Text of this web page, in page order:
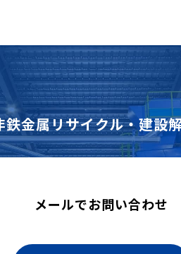
金属リサイクル・建設
メールでお問い合わせ